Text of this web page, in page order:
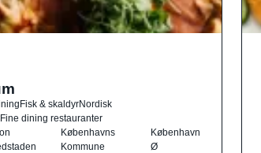
Fisk & skaldyrNordisk
Fine dining restauranter
Københavns
Kommune
København
Ø